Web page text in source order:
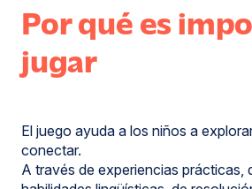
Por qué es
jugar
El juego ayuda a los niños a
conectar.
A través de experiencias prácticas,